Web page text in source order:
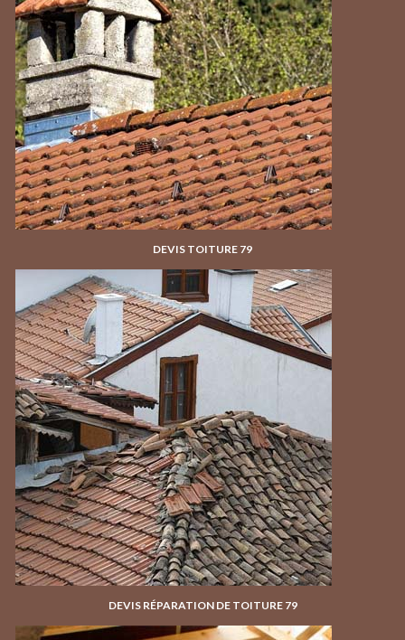
DEVIS TOITURE 79
DEVIS RÉPARATION DE TOITURE 79